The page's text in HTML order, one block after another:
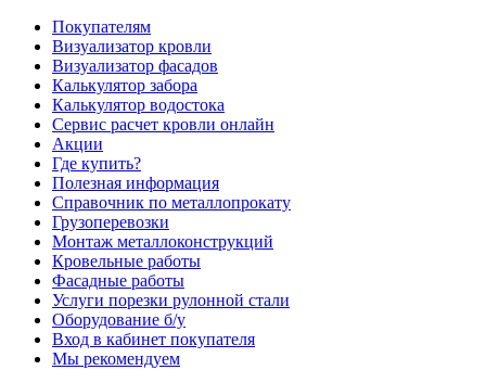
Покупателям
Визуализатор кровли
Визуализатор фасадов
Калькулятор забора
Калькулятор водостока
Сервис расчет кровли онлайн
Акции
Где купить?
Полезная информация
Справочник по металлопрокату
Грузоперевозки
Монтаж металлоконструкций
Кровельные работы
Фасадные работы
Услуги порезки рулонной стали
Оборудование б/у
Вход в кабинет покупателя
Мы рекомендуем